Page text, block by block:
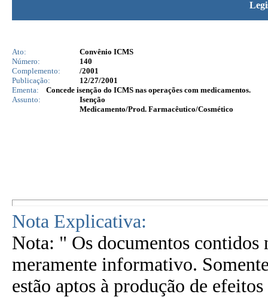
Ato:
Convênio ICMS
Número:
140
Complemento:
/2001
Publicação:
12/27/2001
Ementa:
Concede isenção do ICMS nas operações com medicamentos.
Assunto:
Isenção
Medicamento/Prod. Farmacêutico/Cosmético
Nota Explicativa:
Nota: " Os documentos contidos
meramente informativo.
estão aptos à produção de